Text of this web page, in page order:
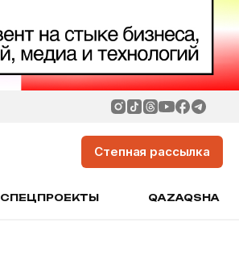
Степная рассылка
СПЕЦПРОЕКТЫ QAZAQSHA